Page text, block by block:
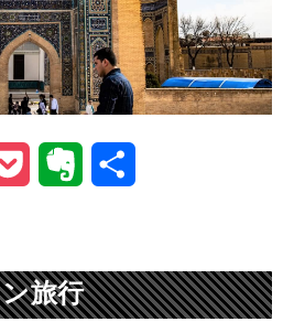
Pocket Evernote
旅行